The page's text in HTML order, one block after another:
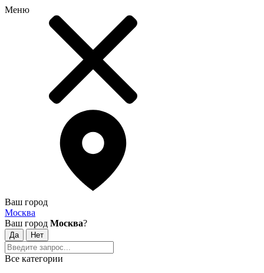
Меню
Ваш город
Москва
Ваш город Москва?
Все категории